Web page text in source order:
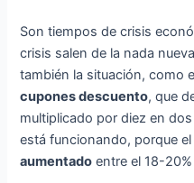
Son tiempos de crisis
crisis salen de la nada
también la situación, como
cupones descuento, que
multiplicado por diez en
está funcionando, porque
aumentado entre el 18-